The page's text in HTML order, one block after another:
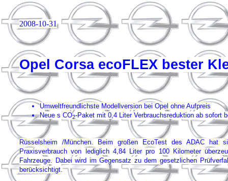
2008-10-31
Opel Corsa ecoFLEX bester
Umweltfreundlichste Modellversion bei Opel ohne Aufpreis
Neue s CO2-Paket mit 0,4 Liter Verbrauchsreduktion ab sofort
Rüsselsheim /München. Beim großen EcoTest des ADAC
Praxisverbrauch von lediglich 4,84 Liter pro 100 Kilometer
Fahrzeuge. Dabei wird im Gegensatz zu dem gesetzlichen
berücksichtigt.